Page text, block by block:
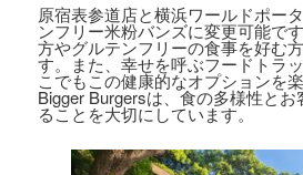
スターバーガー宅配セット
ました。
2023.07.07
集英社「メンズノンノ ８・
参道店が紹介されました。
原宿表参道店と横浜ワールドポー
ンフリー米粉バンズに変更可能で
方やグルテンフリーの食事を好む
す。また、幸せを呼ぶフードトラ
こでもこの健康的なオプションを
Bigger Burgersは、食の多様性とお
ることを大切にしています。